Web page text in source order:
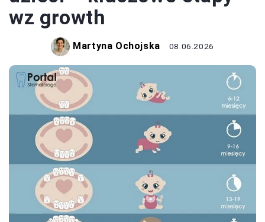
wz growth
Martyna Ochojska 08.06.2026